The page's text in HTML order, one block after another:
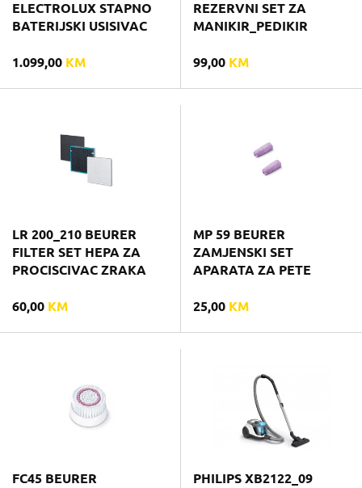
ELECTROLUX STAPNO
BATERIJSKI USISIVAC
1.099,00 KM
REZERVNI SET ZA
MANIKIR_PEDIKIR
99,00 KM
LR 200_210 BEURER
FILTER SET HEPA ZA
PROCISCIVAC ZRAKA
60,00 KM
MP 59 BEURER
ZAMJENSKI SET
APARATA ZA PETE
25,00 KM
FC45 BEURER
PHILIPS XB2122_09